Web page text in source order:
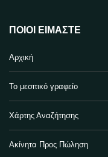
ΠΟΙΟΙ ΕΊΜΑΣΤΕ
Αρχική
Το μεσιτικό γραφείο
Χάρτης Αναζήτησης
Ακίνητα Προς Πώληση